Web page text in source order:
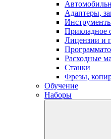
Адаптеры,
Прикладное
Лицензии и
Расходные
Станки
Фрезы,
Обучение
Наборы